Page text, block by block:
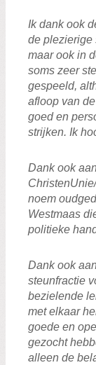
Ik dank ook
de plezierige
maar ook in
soms zeer
gespeeld,
afloop van
goed en
strijken. Ik
Dank ook
noem
Westmaas
politieke
Dank ook
steunfractie
bezielende
met elkaar
goede en
gezocht
alleen de